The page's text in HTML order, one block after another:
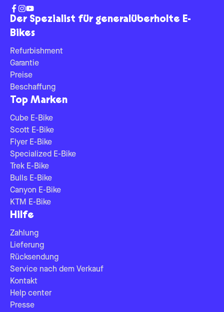
Der Spezialist für generalüberholte E-
Bikes
Refurbishment
Garantie
Preise
Beschaffung
Top Marken
Cube E-Bike
Scott E-Bike
Flyer E-Bike
Specialized E-Bike
Trek E-Bike
Bulls E-Bike
Canyon E-Bike
KTM E-Bike
Hilfe
Zahlung
Lieferung
Rücksendung
Service nach dem Verkauf
Kontakt
Help center
Presse